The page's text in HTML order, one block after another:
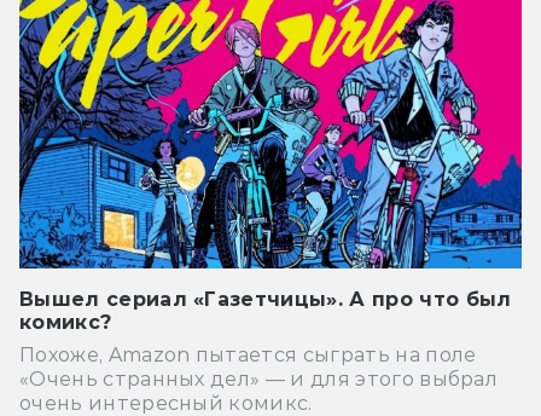
Вышел сериал «Газетчицы». А про что был
комикс?
Похоже, Amazon пытается сыграть на поле
«Очень странных дел» — и для этого выбрал
очень интересный комикс.